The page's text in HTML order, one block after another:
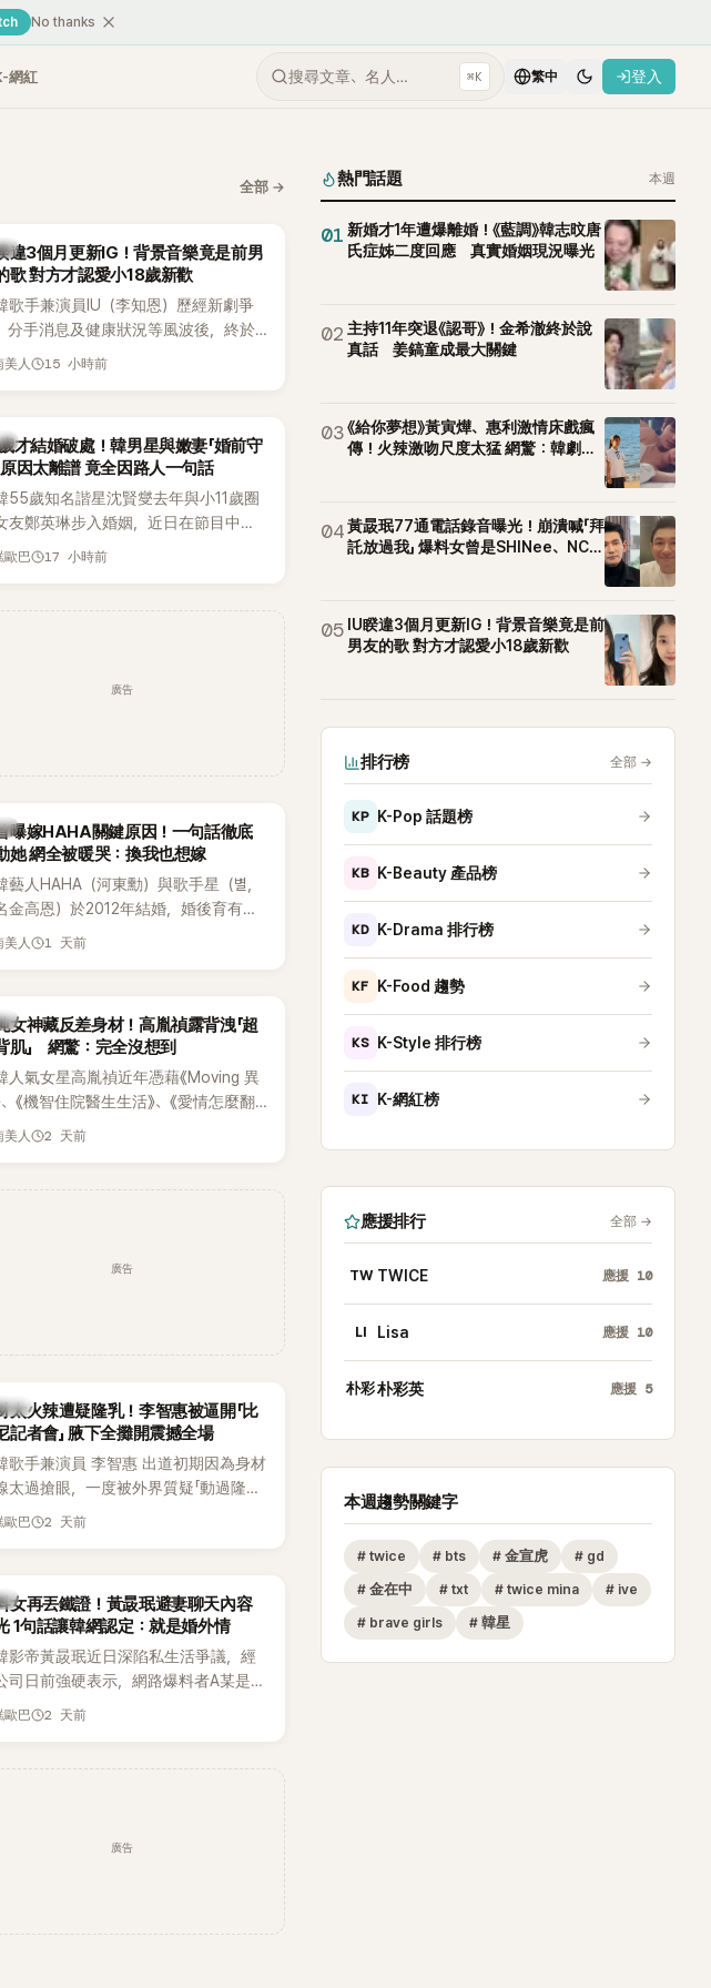
No thanks
網紅 搜尋文章、名人… ⌘K 繁中 登入
全部 →
違3個月更新IG！背景音樂竟是前男
歌 對方才認愛小18歲新歡
歌手兼演員IU（李知恩）歷經新劇爭
分手消息及健康狀況等風波後，終於
3個月更新社群平台，一口氣曬出20
，意外掀起韓網討論。
美人 15 小時前
才結婚破處！韓男星與嫩妻「婚前守
原因太離譜 竟全因路人一句話
55歲知名諧星沈賢燮去年與小11歲圈
友鄭英琳步入婚姻，近日在節目中分
妻子的戀愛故事，笑稱兩人原本想享
歐巴 17 小時前
廣告
曝嫁HAHA關鍵原因！一句話徹底
她 網全被暖哭：換我也想嫁
藝人HAHA（河東勳）與歌手星（별，
金高恩）於2012年結婚，婚後育有兩
女，一家五口生活幸福美滿，也是韓
婚姻的最大理由。
美人 1 天前
女神藏反差身材！高胤禎露背洩「超
肌」 網驚：完全沒想到
人氣女星高胤禎近年憑藉《Moving 異
、《機智住院醫生生活》、《愛情怎麼翻
》、《努力克服自卑的我們》等多部熱門
膀線條，反差感十足，讓不少網友看
美人 2 天前
廣告
太火辣遭疑隆乳！李智惠被逼開「比
記者會」 腋下全攤開震撼全場
歌手兼演員 李智惠 出道初期因為身材
太過搶眼，一度被外界質疑「動過隆乳
」，最後甚至被公司安排親上火線，召
憶這段「隆乳疑雲黑歷史」，話題再度被
來熱議。 2日播出的 SBS 綜藝節目
的經紀人太難搞－秘書鎮》，邀請同時
工作與育兒的演藝圈代表「媽媽群」
智惠、李賢怡、李恩亨，以第13位
嗎？」一貫犀利又不留情的問法，讓現
歐巴 2 天前
女再丟鐵證！黃晸珉避妻聊天內容
1句話讓韓網認定：就是婚外情
影帝黃晸珉近日深陷私生活爭議，經
司日前強硬表示，網路爆料者A某是涉
期跟蹤黃晸珉的嫌疑人，已採取法律
歐巴 2 天前
廣告
熱門話題 本週
01 新婚才1年遭爆離婚！《藍調》韓志旼唐
氏症姊二度回應 真實婚姻現況曝光
02 主持11年突退《認哥》！金希澈終於說
真話 姜鎬童成最大關鍵
03《給你夢想》黃寅燁、惠利激情床戲瘋
傳！火辣激吻尺度太猛 網驚：韓劇太
04黃晸珉77通電話錄音曝光！崩潰喊「拜
託放過我」 爆料女曾是SHINee、NCT
05 IU睽違3個月更新IG！背景音樂竟是前
男友的歌 對方才認愛小18歲新歡
排行榜 全部 →
KP K-Pop 話題榜
KB K-Beauty 產品榜
KD K-Drama 排行榜
KF K-Food 趨勢
KS K-Style 排行榜
KI K-網紅榜
應援排行 全部 →
TW TWICE 應援 10
LI Lisa 應援 10
朴彩朴彩英 應援 5
本週趨勢關鍵字
# twice # bts # 金宣虎 # gd
# 金在中 # txt # twice mina # ive
# brave girls # 韓星